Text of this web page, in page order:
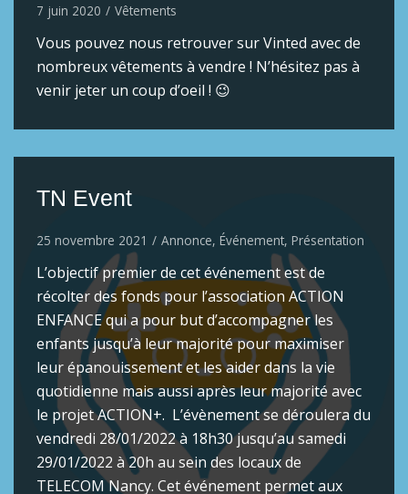
7 juin 2020 Vêtements
Vous pouvez nous retrouver sur Vinted avec de
nombreux vêtements à vendre ! N’hésitez pas à
venir jeter un coup d’oeil ! 😉
TN Event
25 novembre 2021 Annonce, Événement, Présentation
L’objectif premier de cet événement est de
récolter des fonds pour l’association ACTION
ENFANCE qui a pour but d’accompagner les
enfants jusqu’à leur majorité pour maximiser
leur épanouissement et les aider dans la vie
quotidienne mais aussi après leur majorité avec
le projet ACTION+. L’évènement se déroulera du
vendredi 28/01/2022 à 18h30 jusqu’au samedi
29/01/2022 à 20h au sein des locaux de
TELECOM Nancy. Cet événement permet aux